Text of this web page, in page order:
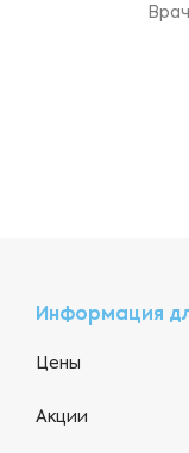
Информация
Цены
Акции